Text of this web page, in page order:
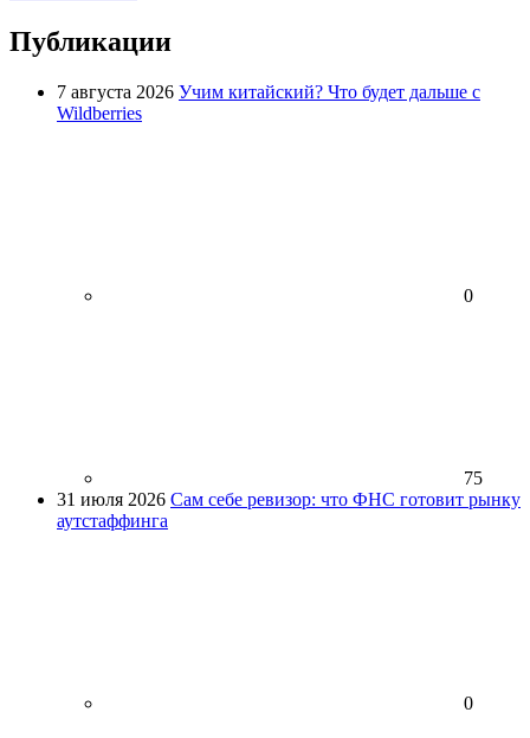
Публикации
7 августа 2026 Учим китайский? Что будет дальше с
Wildberries
0
75
31 июля 2026 Сам себе ревизор: что ФНС готовит рынку
аутстаффинга
0